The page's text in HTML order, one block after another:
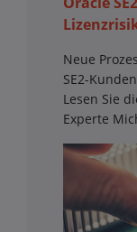
Neue
SE2-
Lesen Sie
Experte